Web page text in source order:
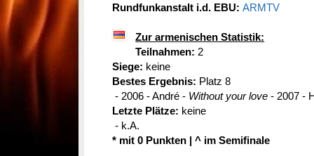
Rundfunkanstalt i.d. EBU: ARMTV
Zur armenischen Statistik:
Teilnahmen: 2
Siege: keine
Bestes Ergebnis: Platz 8
- 2006 - André - Without your love - 2007 -
Letzte Plätze: keine
- k.A.
* mit 0 Punkten | ^ im Semifinale